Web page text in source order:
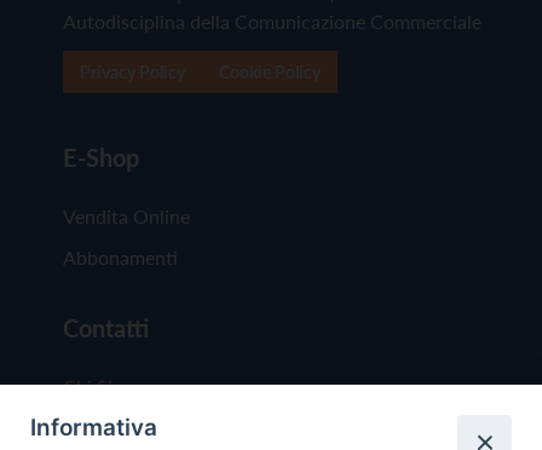
Autodisciplina della Comunicazione Commerciale
E-Shop
Vendita Online
Abbonamenti
Contatti
Chi Siamo
Redazione
Informativa